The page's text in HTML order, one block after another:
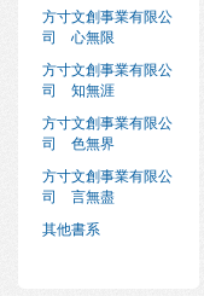
方寸文創事業有限公
司 心無限
方寸文創事業有限公
司 知無涯
方寸文創事業有限公
司 色無界
方寸文創事業有限公
司 言無盡
其他書系